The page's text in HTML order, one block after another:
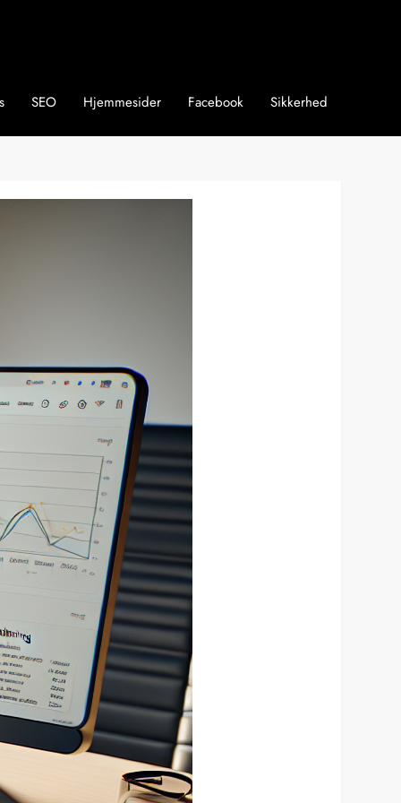
SEO Hjemmesider Facebook Sikkerhed